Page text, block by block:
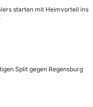
starten mit Heimvorteil ins
Split gegen Regensburg